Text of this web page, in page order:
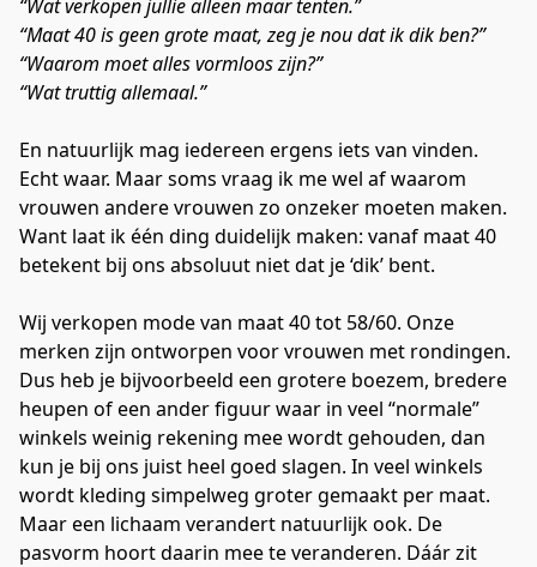
“Wat verkopen jullie alleen maar tenten.”
“Maat 40 is geen grote maat, zeg je nou dat ik dik ben?”
“Waarom moet alles vormloos zijn?”
“Wat truttig allemaal.”
En natuurlijk mag iedereen ergens iets van vinden.
Echt waar. Maar soms vraag ik me wel af waarom
vrouwen andere vrouwen zo onzeker moeten maken.
Want laat ik één ding duidelijk maken: vanaf maat 40
betekent bij ons absoluut niet dat je ‘dik’ bent.
Wij verkopen mode van maat 40 tot 58/60. Onze
merken zijn ontworpen voor vrouwen met rondingen.
Dus heb je bijvoorbeeld een grotere boezem, bredere
heupen of een ander figuur waar in veel “normale”
winkels weinig rekening mee wordt gehouden, dan
kun je bij ons juist heel goed slagen. In veel winkels
wordt kleding simpelweg groter gemaakt per maat.
Maar een lichaam verandert natuurlijk ook. De
pasvorm hoort daarin mee te veranderen. Dáár zit